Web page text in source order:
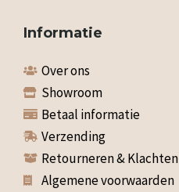
Informatie
Over ons
Showroom
Betaal informatie
Verzending
Retourneren & Klachten
Algemene voorwaarden